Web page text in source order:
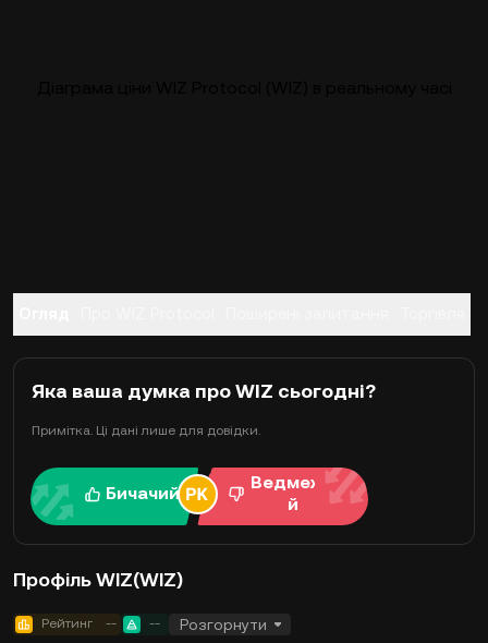
Яка ваша думка про WIZ сьогодні?
Примітка. Ці дані лише для довідки.
Бичачий
Ведмежи
й
Профіль WIZ(WIZ)
Рейтинг -- -- Розгорнути